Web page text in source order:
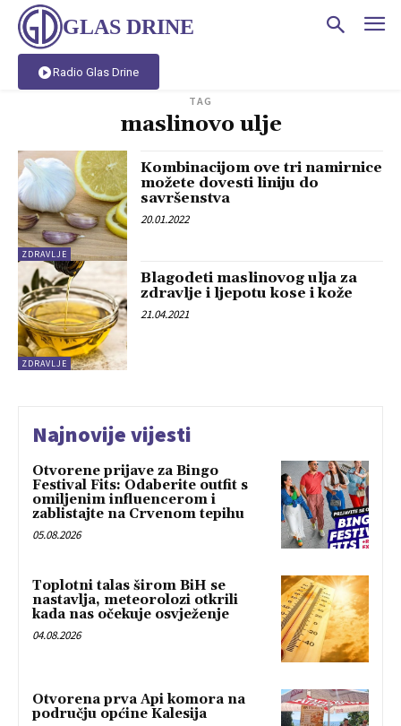
GLAS DRINE
Radio Glas Drine
TAG
maslinovo ulje
ZDRAVLJE
Kombinacijom ove tri namirnice
možete dovesti liniju do
savršenstva
20.01.2022
ZDRAVLJE
Blagodeti maslinovog ulja za
zdravlje i ljepotu kose i kože
21.04.2021
Najnovije vijesti
Otvorene prijave za Bingo
Festival Fits: Odaberite outfit s
omiljenim influencerom i
zablistajte na Crvenom tepihu
05.08.2026
Toplotni talas širom BiH se
nastavlja, meteorolozi otkrili
kada nas očekuje osvježenje
04.08.2026
Otvorena prva Api komora na
području općine Kalesija